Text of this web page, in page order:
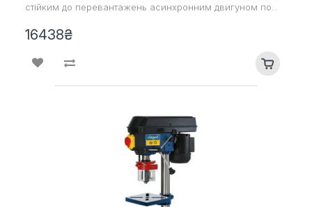
стійким до перевантажень асинхронним двигуном по..
16438₴